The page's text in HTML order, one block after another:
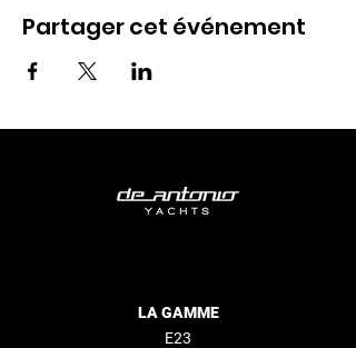
Partager cet événement
LA GAMME
E23